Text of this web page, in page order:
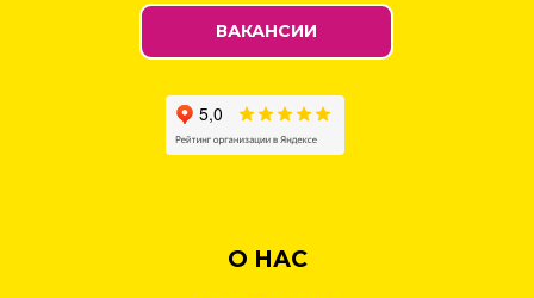
О НАС
ВАКАНСИИ